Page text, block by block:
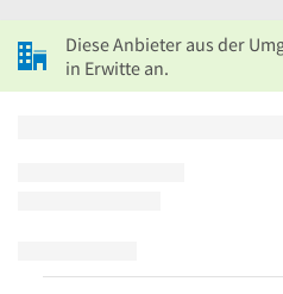
Diese Anbieter aus der
in Erwitte an.